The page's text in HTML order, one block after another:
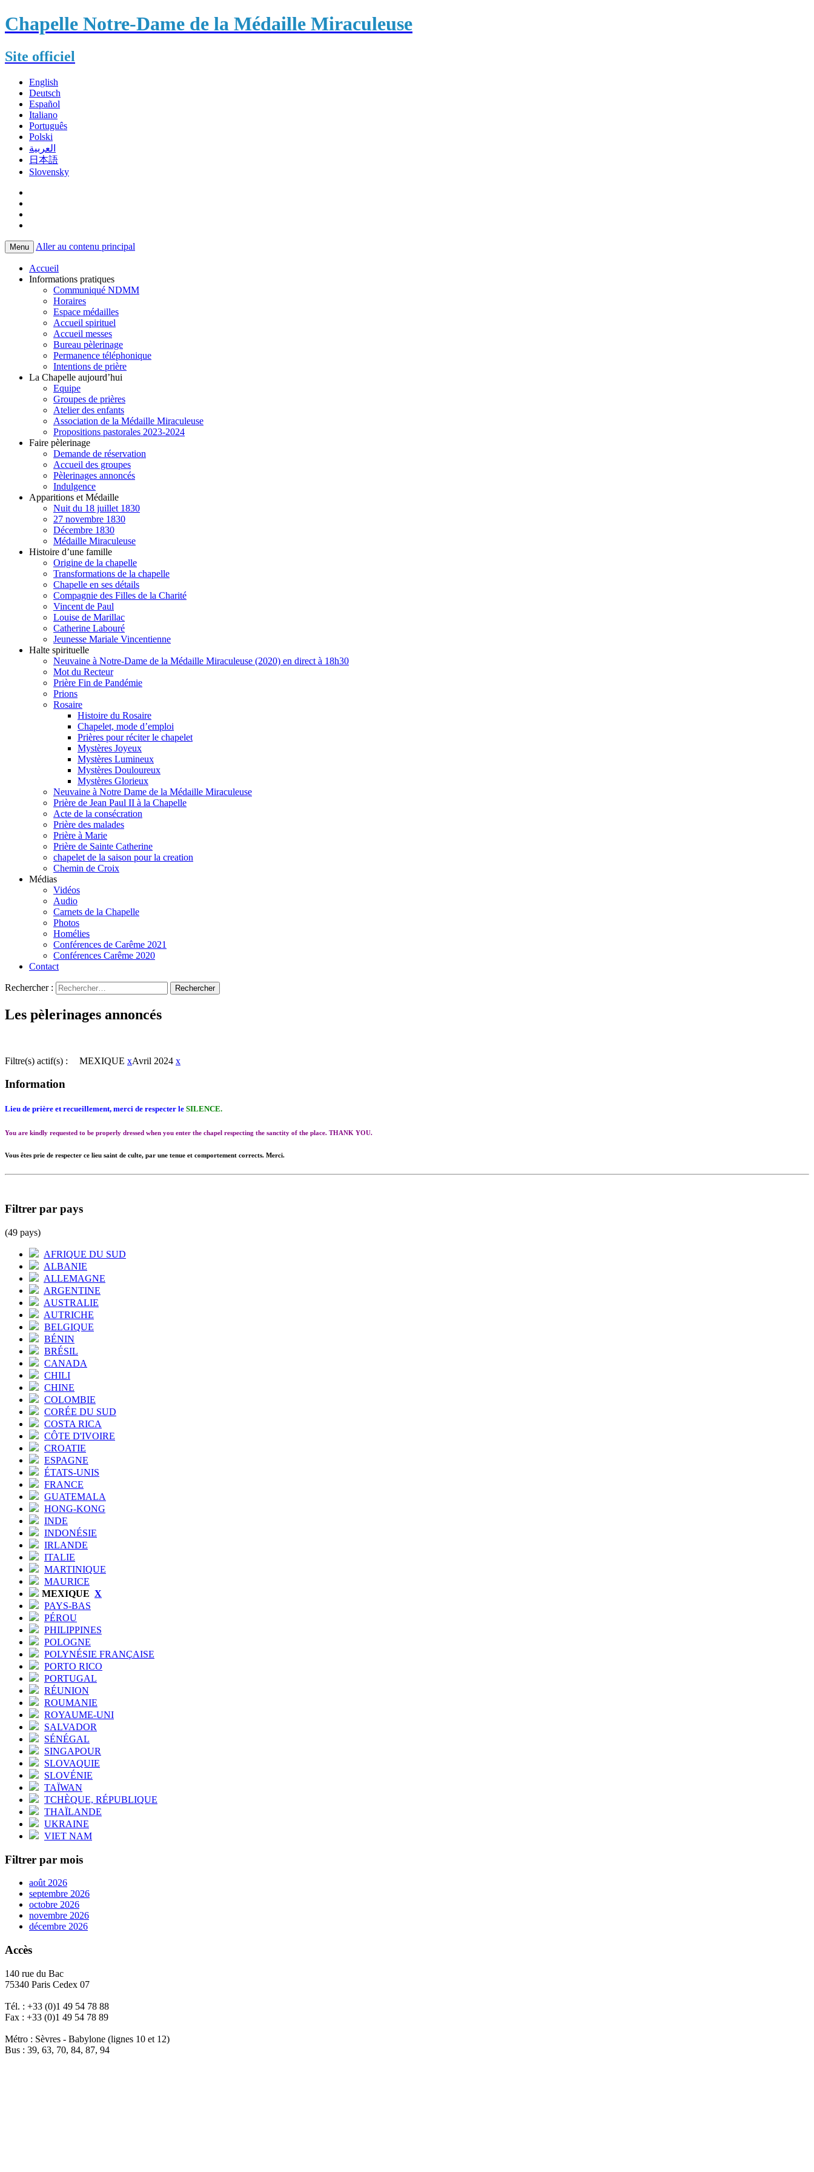
Chapelle Notre-Dame de la Médaille Miraculeuse
Site officiel
English
Deutsch
Español
Italiano
Português
Polski
العربية
日本語
Slovensky
Menu Aller au contenu principal
Accueil
Informations pratiques
Communiqué NDMM
Horaires
Espace médailles
Accueil spirituel
Accueil messes
Bureau pèlerinage
Permanence téléphonique
Intentions de prière
La Chapelle aujourd’hui
Equipe
Groupes de prières
Atelier des enfants
Association de la Médaille Miraculeuse
Propositions pastorales 2023-2024
Faire pèlerinage
Demande de réservation
Accueil des groupes
Pèlerinages annoncés
Indulgence
Apparitions et Médaille
Nuit du 18 juillet 1830
27 novembre 1830
Décembre 1830
Médaille Miraculeuse
Histoire d’une famille
Origine de la chapelle
Transformations de la chapelle
Chapelle en ses détails
Compagnie des Filles de la Charité
Vincent de Paul
Louise de Marillac
Catherine Labouré
Jeunesse Mariale Vincentienne
Halte spirituelle
Neuvaine à Notre-Dame de la Médaille Miraculeuse (2020) en direct à 18h30
Mot du Recteur
Prière Fin de Pandémie
Prions
Rosaire
Histoire du Rosaire
Chapelet, mode d’emploi
Prières pour réciter le chapelet
Mystères Joyeux
Mystères Lumineux
Mystères Douloureux
Mystères Glorieux
Neuvaine à Notre Dame de la Médaille Miraculeuse
Prière de Jean Paul II à la Chapelle
Acte de la consécration
Prière des malades
Prière à Marie
Prière de Sainte Catherine
chapelet de la saison pour la creation
Chemin de Croix
Médias
Vidéos
Audio
Carnets de la Chapelle
Photos
Homélies
Conférences de Carême 2021
Conférences Carême 2020
Contact
Rechercher :
Les pèlerinages annoncés
Filtre(s) actif(s) : MEXIQUE xAvril 2024 x
Information
Lieu de prière et recueillement, merci de respecter le SILENCE.
You are kindly requested to be properly dressed when you enter the chapel respecting the sanctity of the place. THANK YOU.
Vous êtes prie de respecter ce lieu saint de culte, par une tenue et comportement corrects. Merci.
Filtrer par pays
(49 pays)
AFRIQUE DU SUD
ALBANIE
ALLEMAGNE
ARGENTINE
AUSTRALIE
AUTRICHE
BELGIQUE
BÉNIN
BRÉSIL
CANADA
CHILI
CHINE
COLOMBIE
CORÉE DU SUD
COSTA RICA
CÔTE D'IVOIRE
CROATIE
ESPAGNE
ÉTATS-UNIS
FRANCE
GUATEMALA
HONG-KONG
INDE
INDONÉSIE
IRLANDE
ITALIE
MARTINIQUE
MAURICE
MEXIQUE X
PAYS-BAS
PÉROU
PHILIPPINES
POLOGNE
POLYNÉSIE FRANÇAISE
PORTO RICO
PORTUGAL
RÉUNION
ROUMANIE
ROYAUME-UNI
SALVADOR
SÉNÉGAL
SINGAPOUR
SLOVAQUIE
SLOVÉNIE
TAÏWAN
TCHÈQUE, RÉPUBLIQUE
THAÏLANDE
UKRAINE
VIET NAM
Filtrer par mois
août 2026
septembre 2026
octobre 2026
novembre 2026
décembre 2026
Accès
140 rue du Bac
75340 Paris Cedex 07
Tél. : +33 (0)1 49 54 78 88
Fax : +33 (0)1 49 54 78 89
Métro : Sèvres - Babylone (lignes 10 et 12)
Bus : 39, 63, 70, 84, 87, 94